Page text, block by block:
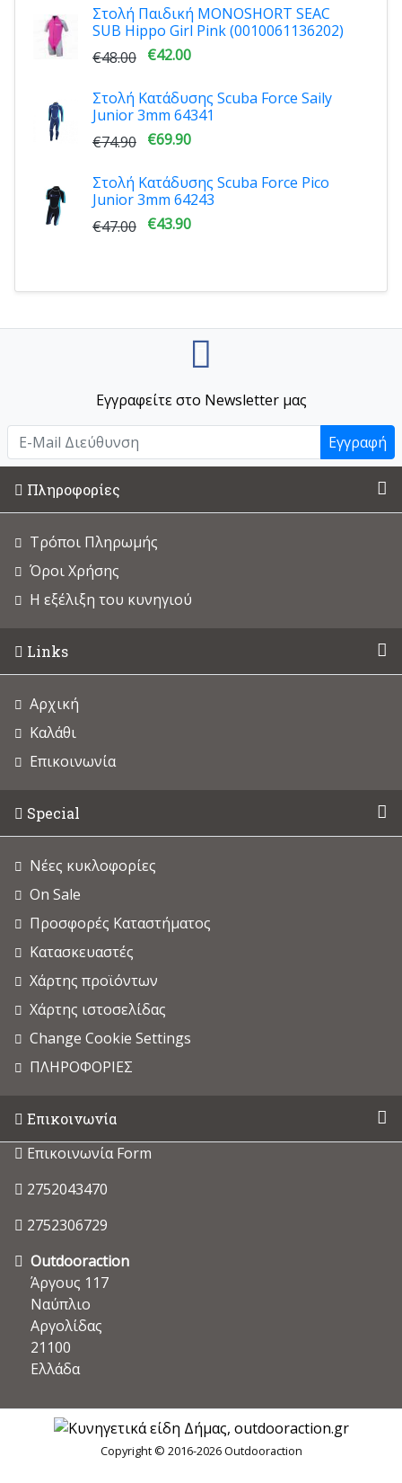
Στολή Παιδική MONOSHORT SEAC
SUB Hippo Girl Pink (0010061136202)
€48.00 €42.00
Στολή Κατάδυσης Scuba Force Saily
Junior 3mm 64341
€74.90 €69.90
Στολή Κατάδυσης Scuba Force Pico
Junior 3mm 64243
€47.00 €43.90
Εγγραφείτε στο Newsletter μας
Εγγραφή
Πληροφορίες
Τρόποι Πληρωμής
Όροι Χρήσης
Η εξέλιξη του κυνηγιού
Links
Αρχική
Καλάθι
Επικοινωνία
Special
Νέες κυκλοφορίες
On Sale
Προσφορές Καταστήματος
Κατασκευαστές
Χάρτης προϊόντων
Χάρτης ιστοσελίδας
Change Cookie Settings
ΠΛΗΡΟΦΟΡΙΕΣ
Επικοινωνία
Επικοινωνία Form
2752043470
2752306729
Outdooraction
Άργους 117
Ναύπλιο
Αργολίδας
21100
Ελλάδα
Copyright © 2016-2026 Outdooraction